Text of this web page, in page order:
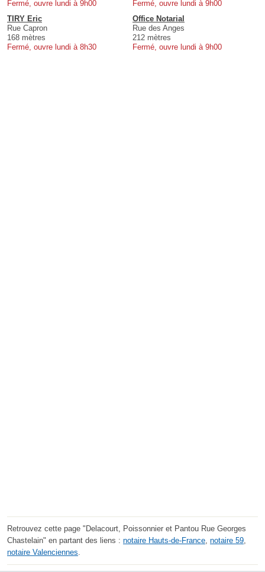
Fermé, ouvre lundi à 9h00
Fermé, ouvre lundi à 9h00
TIRY Eric
Rue Capron
168 mètres
Fermé, ouvre lundi à 8h30
Office Notarial
Rue des Anges
212 mètres
Fermé, ouvre lundi à 9h00
Retrouvez cette page "Delacourt, Poissonnier et Pantou Rue Georges
Chastelain" en partant des liens : notaire Hauts-de-France, notaire 59,
notaire Valenciennes.